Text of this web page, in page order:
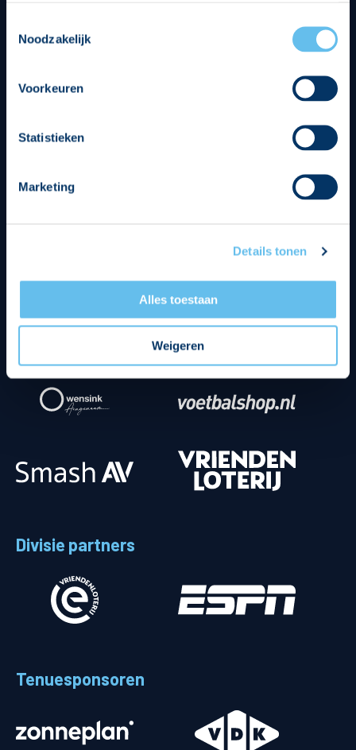
op een veilige en integere wijze. Je kunt je toestemming
beheren op de privacy- en cookieverklaring pagina.
Noodzakelijk
Voorkeuren
Statistieken
Marketing
Details tonen
Alles toestaan
Weigeren
Strategisch partners
Divisie partners
Tenuesponsoren